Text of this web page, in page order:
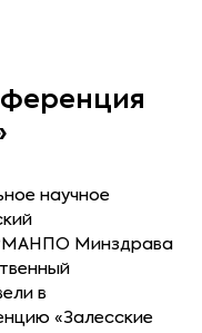
научное
Минздрава
в
«Залесские